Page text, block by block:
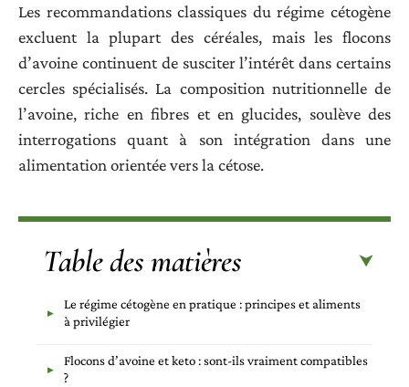
Les recommandations classiques du régime cétogène
excluent la plupart des céréales, mais les flocons
d’avoine continuent de susciter l’intérêt dans certains
cercles spécialisés. La composition nutritionnelle de
l’avoine, riche en fibres et en glucides, soulève des
interrogations quant à son intégration dans une
alimentation orientée vers la cétose.
Table des matières
Le régime cétogène en pratique : principes et aliments
à privilégier
Flocons d’avoine et keto : sont-ils vraiment compatibles
?